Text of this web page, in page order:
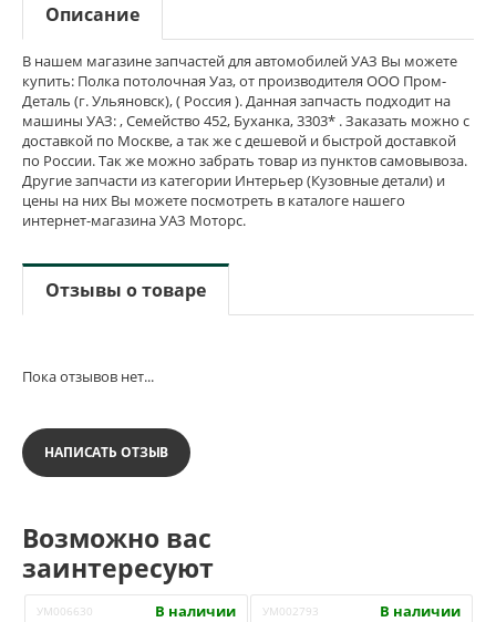
Описание
В нашем магазине запчастей для автомобилей УАЗ Вы можете
купить: Полка потолочная Уаз, от производителя ООО Пром-
Деталь (г. Ульяновск), ( Россия ). Данная запчасть подходит на
машины УАЗ: , Семейство 452, Буханка, 3303* . Заказать можно с
доставкой по Москве, а так же с дешевой и быстрой доставкой
по России. Так же можно забрать товар из пунктов самовывоза.
Другие запчасти из категории Интерьер (Кузовные детали) и
цены на них Вы можете посмотреть в каталоге нашего
интернет-магазина УАЗ Моторс.
Отзывы о товаре
Пока отзывов нет...
НАПИСАТЬ ОТЗЫВ
Возможно вас
заинтересуют
УМ006630 В наличии УМ002793 В наличии